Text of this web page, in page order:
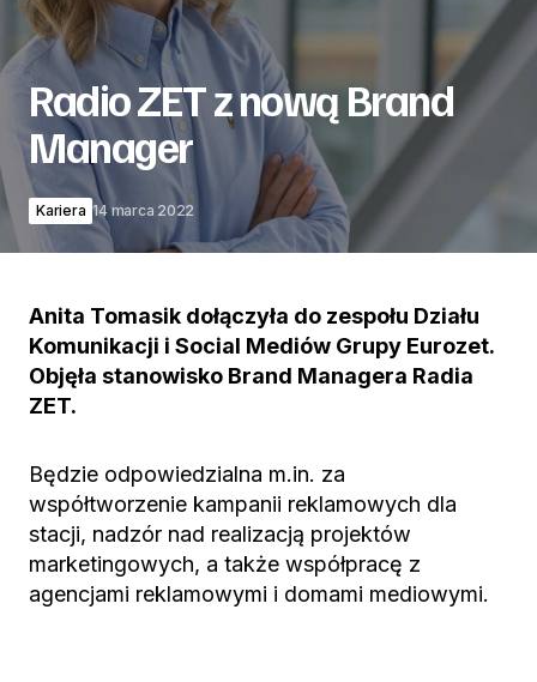
Radio ZET z nową Brand
Manager
Kariera 14 marca 2022
Anita Tomasik dołączyła do zespołu Działu
Komunikacji i Social Mediów Grupy Eurozet.
Objęła stanowisko Brand Managera Radia
ZET.
Będzie odpowiedzialna m.in. za
współtworzenie kampanii reklamowych dla
stacji, nadzór nad realizacją projektów
marketingowych, a także współpracę z
agencjami reklamowymi i domami mediowymi.